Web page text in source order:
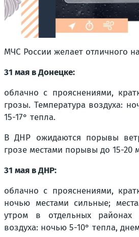
МЧС России желает отличного
31 мая в Донецке:
облачно с прояснениями,
грозы. Температура воздуха:
15-17° тепла.
В ДНР ожидаются порывы
грозе местами порывы до 15-20
31 мая в ДНР:
облачно с прояснениями,
ночью местами сильные;
утром в отдельных районах
воздуха: ночью 5-10° тепла,